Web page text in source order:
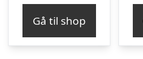
Gå til shop